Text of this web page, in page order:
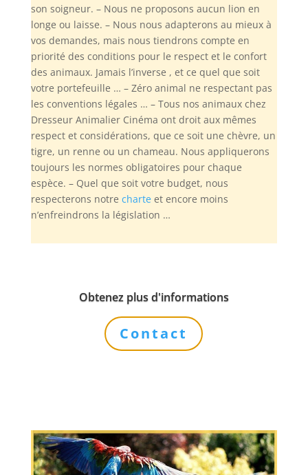
son soigneur. – Nous ne proposons aucun lion en
longe ou laisse. – Nous nous adapterons au mieux à
vos demandes, mais nous tiendrons compte en
priorité des conditions pour le respect et le confort
des animaux. Jamais l’inverse , et ce quel que soit
votre portefeuille … – Zéro animal ne respectant pas
les conventions légales … – Tous nos animaux chez
Dresseur Animalier Cinéma ont droit aux mêmes
respect et considérations, que ce soit une chèvre, un
tigre, un renne ou un chameau. Nous appliquerons
toujours les normes obligatoires pour chaque
espèce. – Quel que soit votre budget, nous
respecterons notre charteet encore moins
n’enfreindrons la législation …
Obtenez plus d'informations
Contact